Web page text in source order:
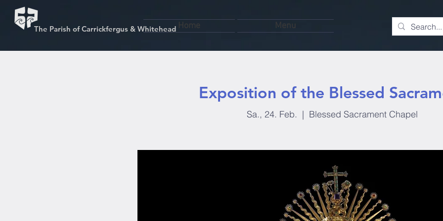
The Parish of Carrickfergus & Whitehead Home Menu
Exposition of the Blessed
Sa., 24. Feb.
  |
Blessed Sacrament Chapel